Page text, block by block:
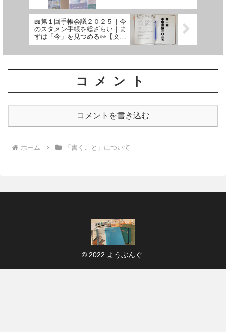
に浸かるなんとなく専業主婦の
購入品紹介】
📖第１回手帳会議２０２５｜今
のスタメン手帳を総ざらい｜ま
ずは「今」を見つめる👀【文具
沼に浸かるなんとなく専業主婦
コメント
コメントを書き込む
ホーム 「書くこと」について
© 2022 ようぶんぐ.